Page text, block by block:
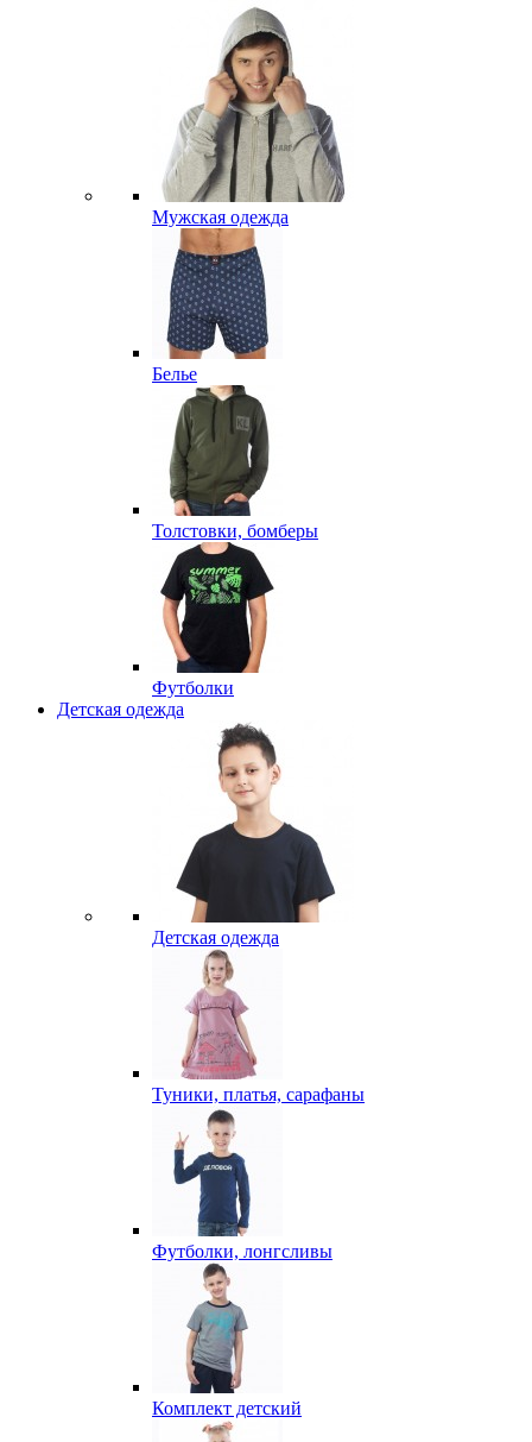
Мужская одежда
Белье
Толстовки, бомберы
Футболки
Детская одежда
Детская одежда
Туники, платья, сарафаны
Футболки, лонгсливы
Комплект детский